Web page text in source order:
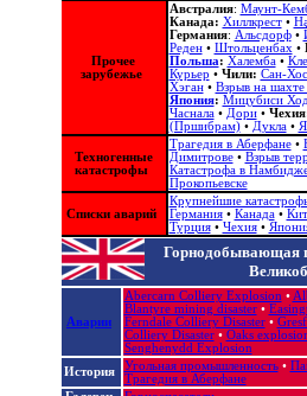
Прочее
зарубежье
Австралия: Маунт-
Канада: Хиллкрест•
Германия: Альсдорф•
Реден• Штольценбах •
Польша: Халемба•
Курьер • Чили: Сан-
Хэган• Взрыв на
Япония: Мицубиси
Часнала• Дори•
(Пршибрам)• Дукла•
Техногенные
катастрофы
Трагедия в Аберфане•
Димитрове• Взрыв
Катастрофа в
Прокопьевске
Списки аварий
Крупнейшие
Германия• Канада•
Турция• Чехия•
Горнодобывающая
Аварии
Abercarn Colliery Explosion‎ •
Blantyre mining disaster•
Ferndale Colliery Disaster•
Colliery Disaster• Oaks
Senghenydd Explosion
История
Угольная промышленность•
Трагедия в Аберфане